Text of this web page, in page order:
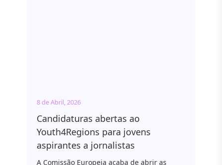
8 de Abril, 2026
Candidaturas abertas ao
Youth4Regions para jovens
aspirantes a jornalistas
A Comissão Europeia acaba de abrir as